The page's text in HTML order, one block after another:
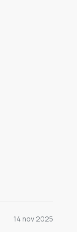
14 nov 2025